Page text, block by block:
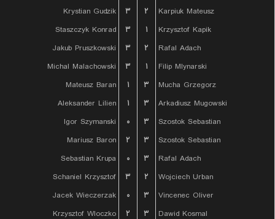
Krystian Gudzik
۳ ۲
Karpiuk Mateusz
Staszczyk Konrad
۳ ۱
Krzysztof Kapik
Jakub Pruszkowski
۳ ۲
Rafal Adach
Michal Malachowski
۳ ۱
Filip Mlynarski
Mateusz Baran
۱ ۳
Mucha Grzegorz
Aleksander Lilien
۱ ۳
Arkadiusz Mugowski
Igor Szymanski
۰ ۳
Szostok Sebastian
Mariusz Baron
۲ ۳
Szostok Sebastian
Sebastian Krupa
۰ ۳
Rafal Adach
Schaniel Krzysztof
۳ ۲
Wojciech Urban
Jacek Wieczerzak
۰ ۳
Vincenec Oliver
Krzysztof Wloczko
۲ ۳
Dawid Kosmal